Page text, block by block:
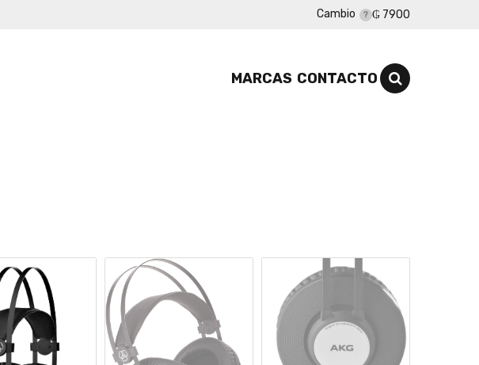
Cambio ₲ 7900
MARCAS CONTACTO